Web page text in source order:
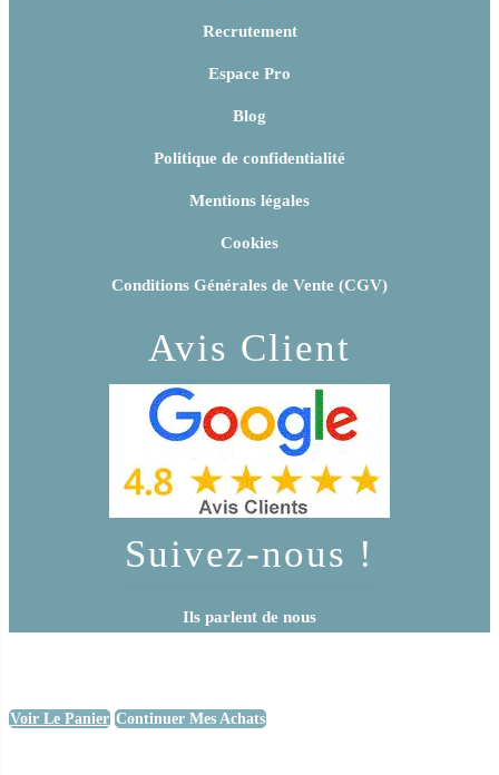
Recrutement
Espace Pro
Blog
Politique de confidentialité
Mentions légales
Cookies
Conditions Générales de Vente (CGV)
Avis Client
Suivez-nous !
Ils parlent de nous
Voir Le Panier Continuer Mes Achats